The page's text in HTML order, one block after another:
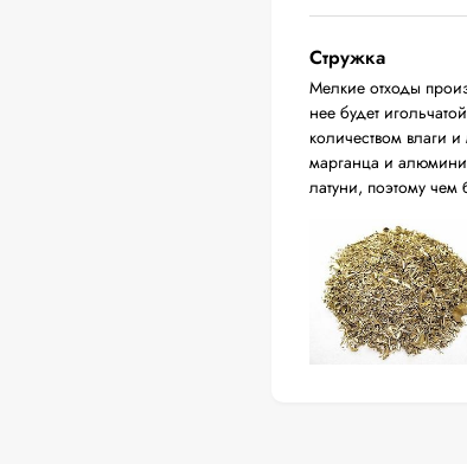
Стружка
Мелкие отходы
нее будет
количеством влаги
марганца и
латуни, поэтому чем